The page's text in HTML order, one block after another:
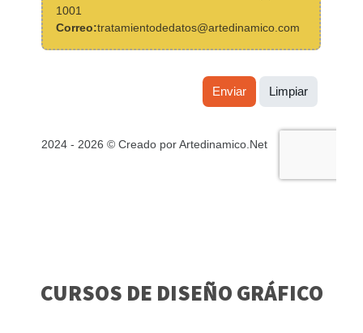
CURSOS DE DISEÑO GRÁFICO